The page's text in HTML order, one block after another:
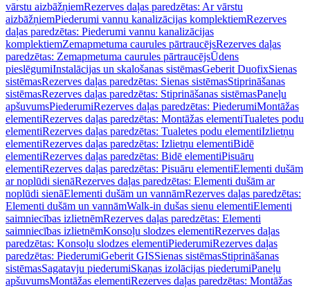
vārstu aizbāžņiemRezerves daļas paredzētas: Ar vārstu
aizbāžņiemPiederumi vannu kanalizācijas komplektiemRezerves
daļas paredzētas: Piederumi vannu kanalizācijas
komplektiemZemapmetuma caurules pārtraucējsRezerves daļas
paredzētas: Zemapmetuma caurules pārtraucējsŪdens
pieslēgumiInstalācijas un skalošanas sistēmasGeberit DuofixSienas
sistēmasRezerves daļas paredzētas: Sienas sistēmasStiprināšanas
sistēmasRezerves daļas paredzētas: Stiprināšanas sistēmasPaneļu
apšuvumsPiederumiRezerves daļas paredzētas: PiederumiMontāžas
elementiRezerves daļas paredzētas: Montāžas elementiTualetes podu
elementiRezerves daļas paredzētas: Tualetes podu elementiIzlietņu
elementiRezerves daļas paredzētas: Izlietņu elementiBidē
elementiRezerves daļas paredzētas: Bidē elementiPisuāru
elementiRezerves daļas paredzētas: Pisuāru elementiElementi dušām
ar noplūdi sienāRezerves daļas paredzētas: Elementi dušām ar
noplūdi sienāElementi dušām un vannāmRezerves daļas paredzētas:
Elementi dušām un vannāmWalk-in dušas sienu elementiElementi
saimniecības izlietnēmRezerves daļas paredzētas: Elementi
saimniecības izlietnēmKonsoļu slodzes elementiRezerves daļas
paredzētas: Konsoļu slodzes elementiPiederumiRezerves daļas
paredzētas: PiederumiGeberit GISSienas sistēmasStiprināšanas
sistēmasSagatavju piederumiSkaņas izolācijas piederumiPaneļu
apšuvumsMontāžas elementiRezerves daļas paredzētas: Montāžas